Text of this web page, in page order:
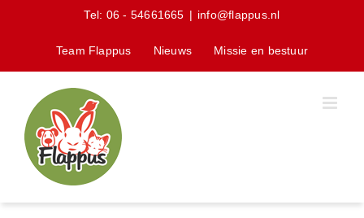
Tel: 06 - 54661665 | info@flappus.nl
Team Flappus Nieuws Missie en bestuur